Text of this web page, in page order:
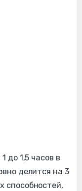
до 1,5 часов в
делится на 3
способностей,